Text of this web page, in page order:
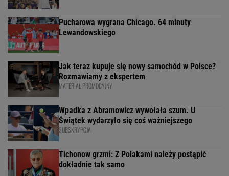
Pucharowa wygrana Chicago. 64 minuty
Lewandowskiego
Jak teraz kupuje się nowy samochód w Polsce?
Rozmawiamy z ekspertem
MATERIAŁ PROMOCYJNY
Wpadka z Abramowicz wywołała szum. U
Świątek wydarzyło się coś ważniejszego
SUBSKRYPCJA
Tichonow grzmi: Z Polakami należy postąpić
dokładnie tak samo